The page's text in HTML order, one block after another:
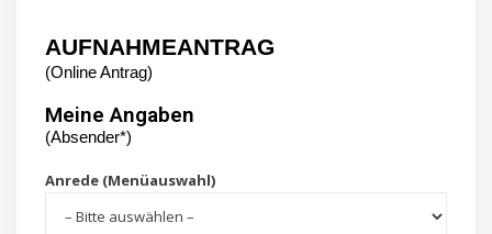
AUFNAHMEANTRAG
(Online Antrag)
Meine Angaben
(Absender*)
Anrede (Menüauswahl)